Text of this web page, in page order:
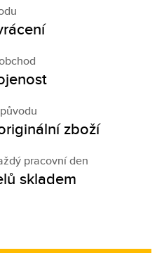
zboží
pracovní den
skladem